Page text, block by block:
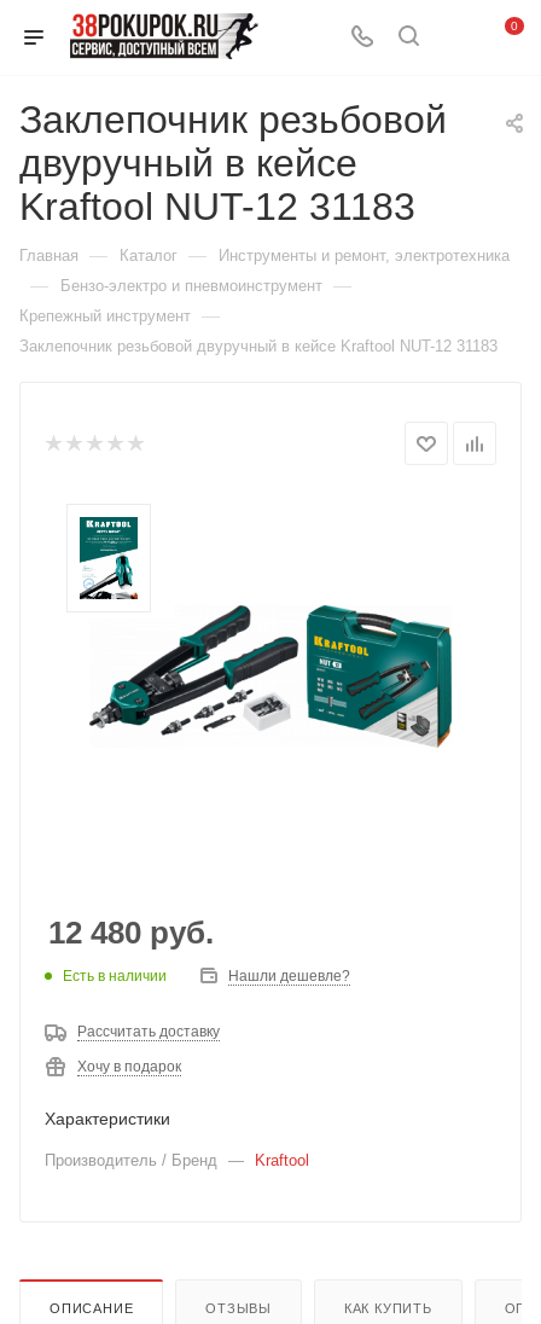
0
Заклепочник резьбовой
двуручный в кейсе
Kraftool NUT-12 31183
Главная — Каталог — Инструменты и ремонт, электротехника
— Бензо-электро и пневмоинструмент —
Крепежный инструмент —
Заклепочник резьбовой двуручный в кейсе Kraftool NUT-12 31183
12 480 руб.
Есть в наличии Нашли дешевле?
Рассчитать доставку
Хочу в подарок
Характеристики
Производитель / Бренд — Kraftool
ОПИСАНИЕ ОТЗЫВЫ КАК КУПИТЬ